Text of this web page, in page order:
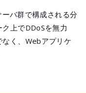
バ群で構成される分
上でDDoSを無力
く、Webアプリケ